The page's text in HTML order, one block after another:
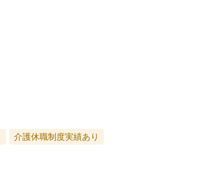
介護休職制度実績あり